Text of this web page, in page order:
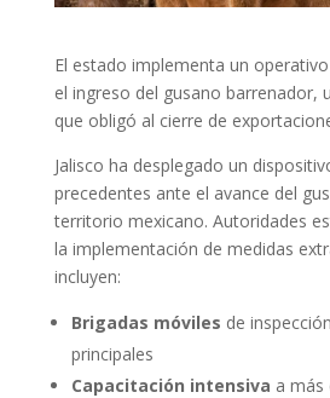
El estado implementa un
el ingreso del gusano barrenador,
que obligó al cierre de
Jalisco ha desplegado un
precedentes ante el avance del
territorio mexicano. Autoridades
la implementación de medidas
incluyen:
Brigadas móviles de
principales
Capacitación intensiva a más